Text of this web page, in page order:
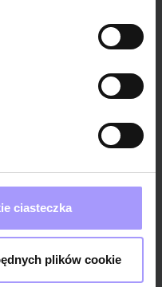
ciasteczka
plików cookie
nas
i kadra naukowa
uczelni